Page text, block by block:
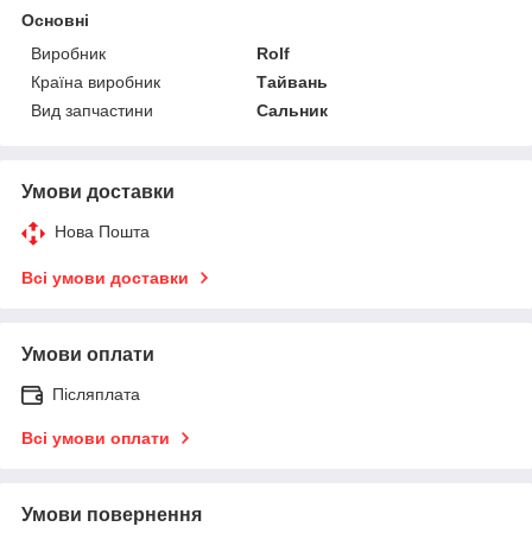
Основні
Виробник
Rolf
Країна виробник
Тайвань
Вид запчастини
Сальник
Умови доставки
Нова Пошта
Всі умови доставки
Умови оплати
Післяплата
Всі умови оплати
Умови повернення